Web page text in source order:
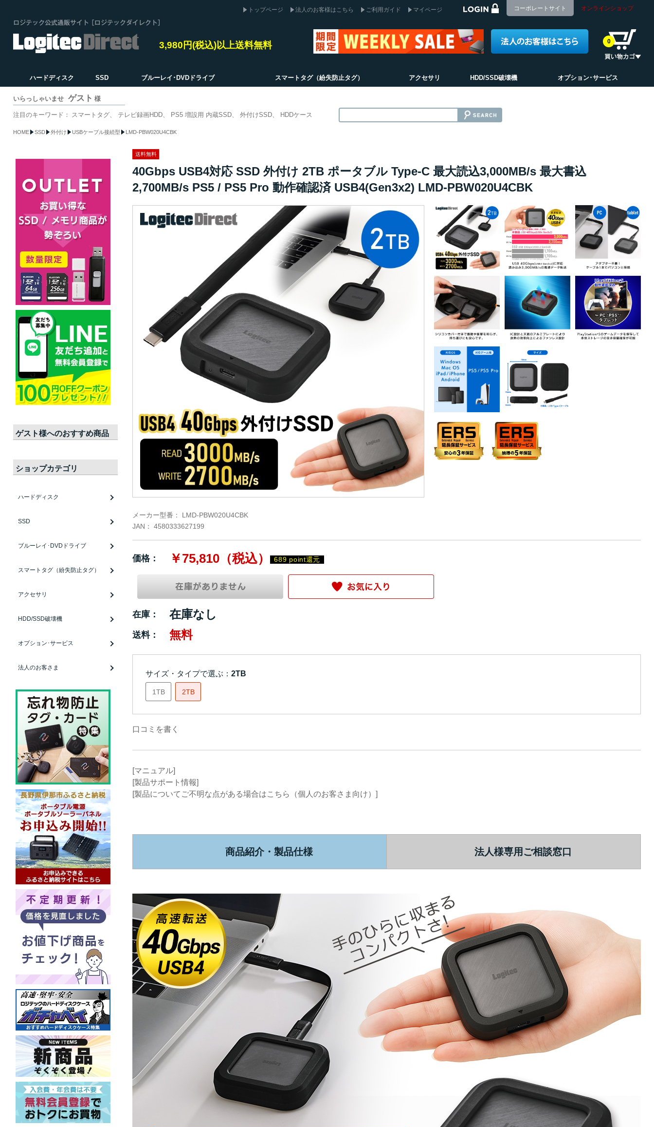
トップページ 法人のお客様はこちら ご利用ガイド マイページ コーポレートサイト オンラインショップ
3,980円(税込)以上送料無料 0
ハードディスク SSD ブルーレイ･DVDドライブ スマートタグ（紛失防止タグ） アクセサリ HDD/SSD破壊機 オプション･サービス
いらっしゃいませ ゲスト 様
注目のキーワード： スマートタグ テレビ録画HDD PS5 増設用 内蔵SSD 外付けSSD HDDケース
HOME SSD 外付け USBケーブル接続型 LMD-PBW020U4CBK
送料無料
40Gbps USB4対応 SSD 外付け 2TB ポータブル Type-C 最大読込3,000MB/s 最大書込
2,700MB/s PS5 / PS5 Pro 動作確認済 USB4(Gen3x2) LMD-PBW020U4CBK
メーカー型番：
LMD-PBW020U4CBK
JAN：
4580333627199
価格： ￥75,810 （税込） 689 point還元
在庫： 在庫なし
送料： 無料
サイズ・タイプで選ぶ： 2TB
1TB 2TB
口コミを書く
[マニュアル]
[製品サポート情報]
[製品についてご不明な点がある場合はこちら（個人のお客さま向け）]
商品紹介・製品仕様 法人様専用ご相談窓口
ゲスト様へのおすすめ商品
ショップカテゴリ
ハードディスク
SSD
ブルーレイ･DVDドライブ
スマートタグ（紛失防止タグ）
アクセサリ
HDD/SSD破壊機
オプション･サービス
法人のお客さま